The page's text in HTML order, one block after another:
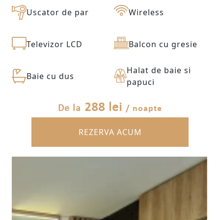
Uscator de par Wireless
Televizor LCD Balcon cu gresie
Baie cu dus
Halat de baie si
papuci
De la 288 lei / noapte
REZERVA ACUM